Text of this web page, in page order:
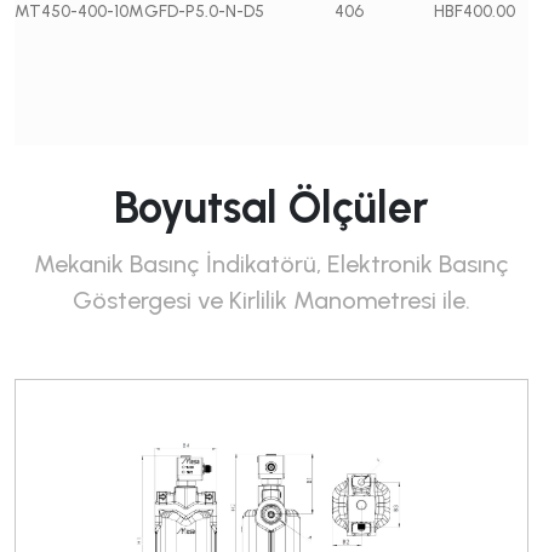
MT450-400-10MGFD-P5.0-N-D5 406 HBF400.00
Boyutsal Ölçüler
Mekanik Basınç İndikatörü, Elektronik Basınç
Göstergesi ve Kirlilik Manometresi ile.